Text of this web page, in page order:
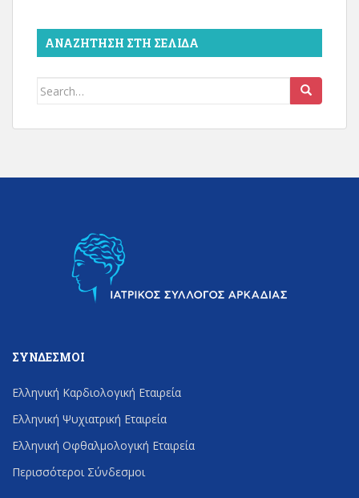
ΑΝΑΖΉΤΗΣΗ ΣΤΗ ΣΕΛΊΔΑ
Search
ΣΎΝΔΕΣΜΟΙ
Ελληνική Καρδιολογική Εταιρεία
Ελληνική Ψυχιατρική Εταιρεία
Ελληνική Οφθαλμολογική Εταιρεία
Περισσότεροι Σύνδεσμοι